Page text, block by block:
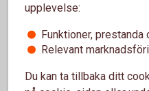
Mer information
upplevelse:
Funktioner,
Relevant
Du kan ta tillbaka ditt